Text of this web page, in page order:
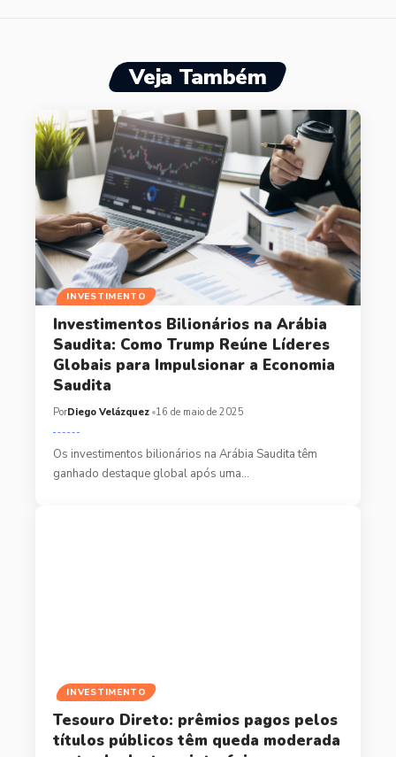
Veja Também
INVESTIMENTO
Investimentos Bilionários na Arábia
Saudita: Como Trump Reúne Líderes
Globais para Impulsionar a Economia
Saudita
PorDiego Velázquez 16 de maio de 2025
Os investimentos bilionários na Arábia Saudita têm
ganhado destaque global após uma…
INVESTIMENTO
Tesouro Direto: prêmios pagos pelos
títulos públicos têm queda moderada